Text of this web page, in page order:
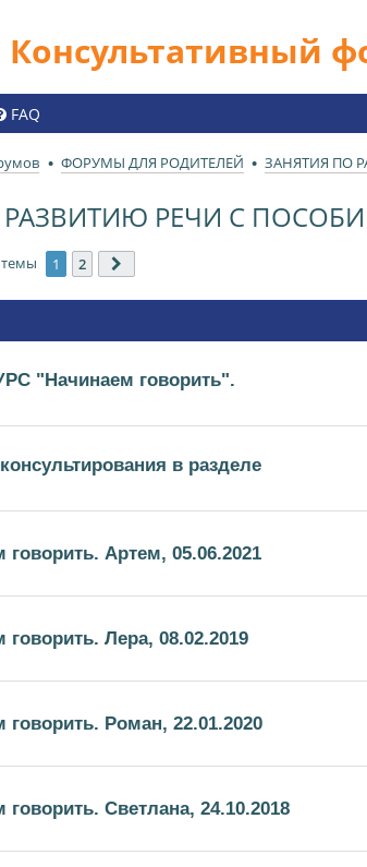
Консультативный
FAQ
ФОРУМЫ ДЛЯ РОДИТЕЛЕЙ ЗАНЯТИЯ ПО
РЕЧИ С
1 2
"Начинаем говорить".
в разделе
говорить. Артем, 05.06.2021
говорить. Лера, 08.02.2019
говорить. Роман, 22.01.2020
говорить. Светлана, 24.10.2018